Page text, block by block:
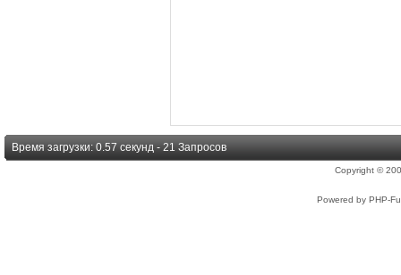
Время загрузки: 0.57 секунд - 21 Запросов
Copyright ©
Powered by PHP-